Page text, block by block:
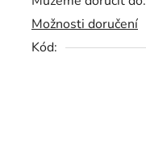
Možnosti doručení
Kód: